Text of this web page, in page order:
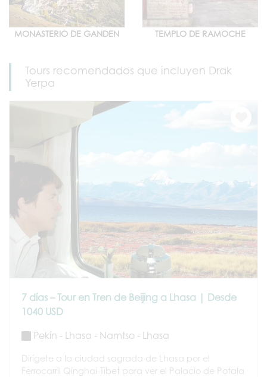
MONASTERIO DE GANDEN TEMPLO DE RAMOCHE
Tours recomendados que incluyen Drak
Yerpa
7 días – Tour en Tren de Beijing a Lhasa | Desde
1040 USD
Pekín - Lhasa - Namtso - Lhasa
Dirígete a la ciudad sagrada de Lhasa por el
Ferrocarril Qinghai-Tíbet para ver el Palacio de Potala